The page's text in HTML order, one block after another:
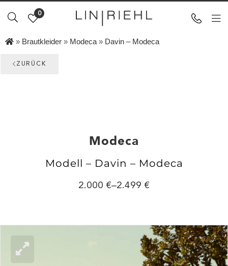
0
» Brautkleider » Modeca » Davin – Modeca
ZURÜCK
Modeca
Modell – Davin – Modeca
2.000 –2.499